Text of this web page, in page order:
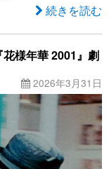
続きを読む
様年華 2001』劇
2026年3月31日